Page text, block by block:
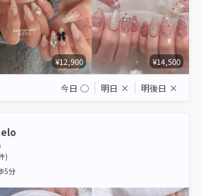
¥12,900 ¥14,500
今日 ◯ 明日 × 明後日 ×
)
5分